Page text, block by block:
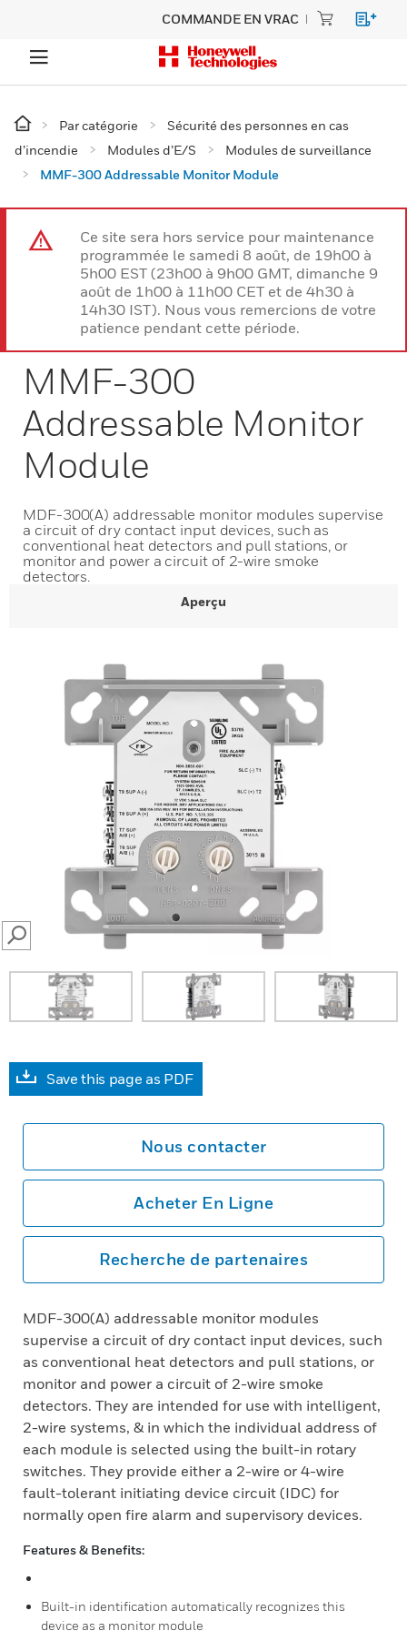
COMMANDE EN VRAC
Par catégorie
Sécurité des personnes en cas
d’incendie
Modules d’E/S
Modules de surveillance
MMF-300 Addressable Monitor Module
Ce site sera hors service pour maintenance
programmée le samedi 8 août, de 19h00 à
5h00 EST (23h00 à 9h00 GMT, dimanche 9
août de 1h00 à 11h00 CET et de 4h30 à
14h30 IST). Nous vous remercions de votre
patience pendant cette période.
MMF-300
Addressable Monitor
Module
MDF-300(A) addressable monitor modules supervise
a circuit of dry contact input devices, such as
conventional heat detectors and pull stations, or
monitor and power a circuit of 2-wire smoke
detectors.
Aperçu
SEARCH
Save this page as PDF
Nous contacter
Acheter En Ligne
Recherche de partenaires
MDF-300(A) addressable monitor modules
supervise a circuit of dry contact input devices, such
as conventional heat detectors and pull stations, or
monitor and power a circuit of 2-wire smoke
detectors. They are intended for use with intelligent,
2-wire systems, & in which the individual address of
each module is selected using the built-in rotary
switches. They provide either a 2-wire or 4-wire
fault-tolerant initiating device circuit (IDC) for
normally open fire alarm and supervisory devices.
Features & Benefits:
Built-in identification automatically recognizes this
device as a monitor module